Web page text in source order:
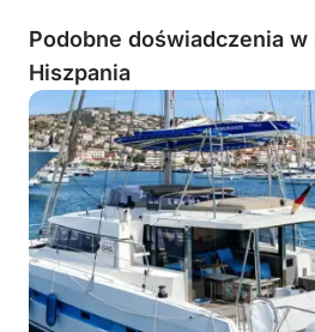
Podobne doświadczenia
Hiszpania